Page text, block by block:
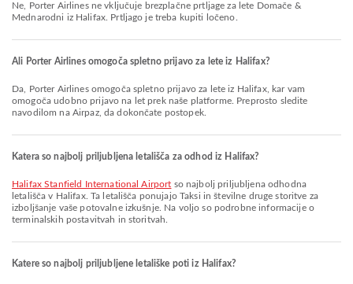
Ne, Porter Airlines ne vključuje brezplačne prtljage za lete Domače &
Mednarodni iz Halifax. Prtljago je treba kupiti ločeno.
Ali Porter Airlines omogoča spletno prijavo za lete iz Halifax?
Da, Porter Airlines omogoča spletno prijavo za lete iz Halifax, kar vam
omogoča udobno prijavo na let prek naše platforme. Preprosto sledite
navodilom na Airpaz, da dokončate postopek.
Katera so najbolj priljubljena letališča za odhod iz Halifax?
Halifax Stanfield International Airport so najbolj priljubljena odhodna
letališča v Halifax. Ta letališča ponujajo Taksi in številne druge storitve za
izboljšanje vaše potovalne izkušnje. Na voljo so podrobne informacije o
terminalskih postavitvah in storitvah.
Katere so najbolj priljubljene letališke poti iz Halifax?